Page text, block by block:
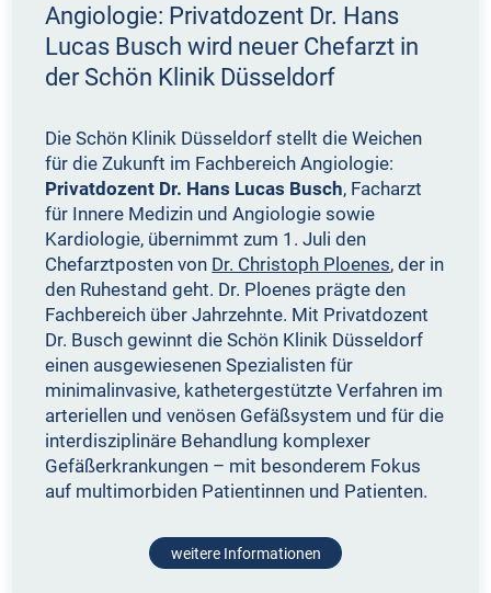
Angiologie: Privatdozent Dr. Hans
Lucas Busch wird neuer Chefarzt in
der Schön Klinik Düsseldorf
Die Schön Klinik Düsseldorf stellt die Weichen
für die Zukunft im Fachbereich Angiologie:
Privatdozent Dr. Hans Lucas Busch, Facharzt
für Innere Medizin und Angiologie sowie
Kardiologie, übernimmt zum 1. Juli den
Chefarztposten von Dr. Christoph Ploenes, der in
den Ruhestand geht. Dr. Ploenes prägte den
Fachbereich über Jahrzehnte. Mit Privatdozent
Dr. Busch gewinnt die Schön Klinik Düsseldorf
einen ausgewiesenen Spezialisten für
minimalinvasive, kathetergestützte Verfahren im
arteriellen und venösen Gefäßsystem und für die
interdisziplinäre Behandlung komplexer
Gefäßerkrankungen – mit besonderem Fokus
auf multimorbiden Patientinnen und Patienten.
weitere Informationen